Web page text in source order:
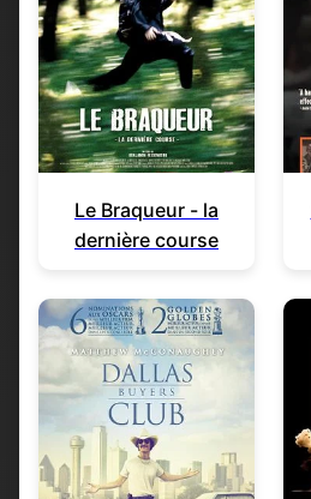
Le Braqueur - la
dernière course